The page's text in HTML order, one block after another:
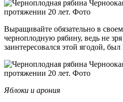
Выращивайте обязательно в
черноплодную рябину, ведь не
заинтересовался этой ягодой,
Яблоки и арония